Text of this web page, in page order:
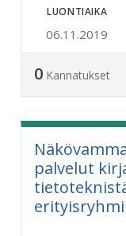
LUONTIAIKA
06.11.2019
0 Kannatukset
palvelut